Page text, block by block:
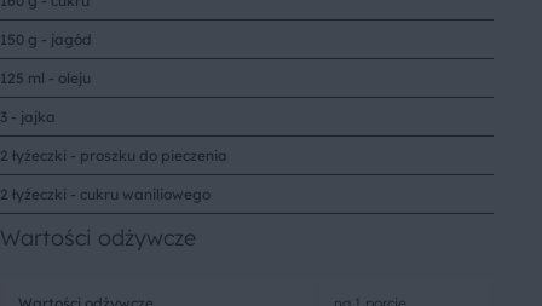
150 g - jagód
125 ml - oleju
3 - jajka
2 łyżeczki - proszku do pieczenia
2 łyżeczki - cukru waniliowego
Wartości odżywcze